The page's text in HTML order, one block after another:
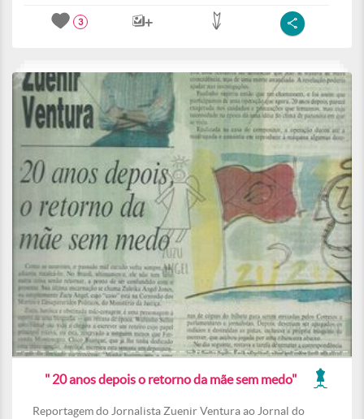
3
" 20 anos depois o retorno da mãe sem medo"
Reportagem do Jornalista Zuenir Ventura ao Jornal do